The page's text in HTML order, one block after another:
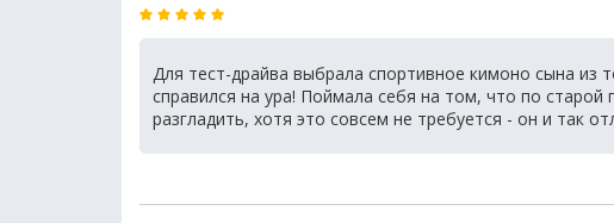
Для тест-драйва выбрала спортивное кимоно сына из
справился на ура! Поймала себя на том, что по
разгладить, хотя это совсем не требуется - он и так